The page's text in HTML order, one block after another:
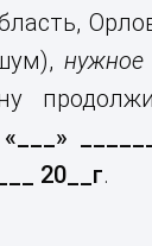
нужное
«___»
20__г.